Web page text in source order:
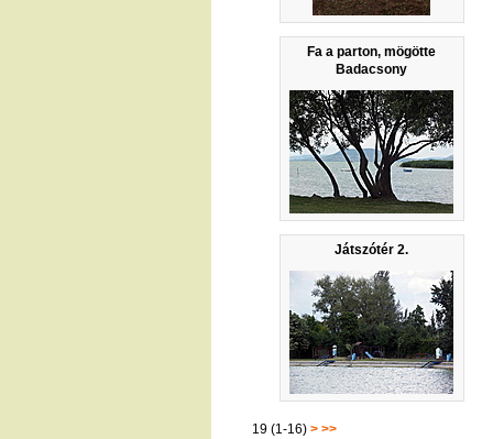
Fa a parton, mögötte
Badacsony
Játszótér 2.
19 (1-16) > >>